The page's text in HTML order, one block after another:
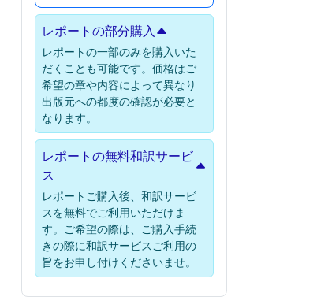
レポートの部分購入
レポートの一部のみを購入いた
だくことも可能です。価格はご
希望の章や内容によって異なり
出版元への都度の確認が必要と
なります。
レポートの無料和訳サービ
ス
レポートご購入後、和訳サービ
スを無料でご利用いただけま
す。ご希望の際は、ご購入手続
きの際に和訳サービスご利用の
旨をお申し付けくださいませ。